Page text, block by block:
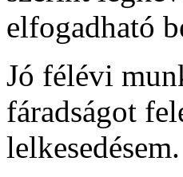
elfogadható
Jó félévi
fáradságot
lelkesedésem.